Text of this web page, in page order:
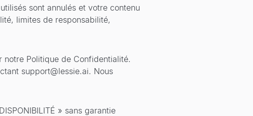
sont annulés et votre contenu
limites de responsabilité,
notre Politique de Confidentialité.
support@lessie.ai. Nous
» sans garantie